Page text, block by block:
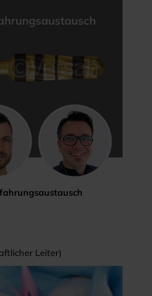
Leiter)